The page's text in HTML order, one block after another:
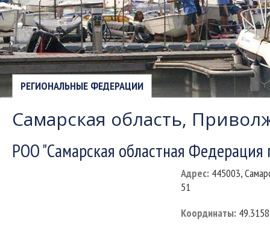
РЕГИОНАЛЬНЫЕ ФЕДЕРАЦИИ
Самарская область,
РОО "Самарская областная Федерация
Адрес: 445003,
51
Координаты: